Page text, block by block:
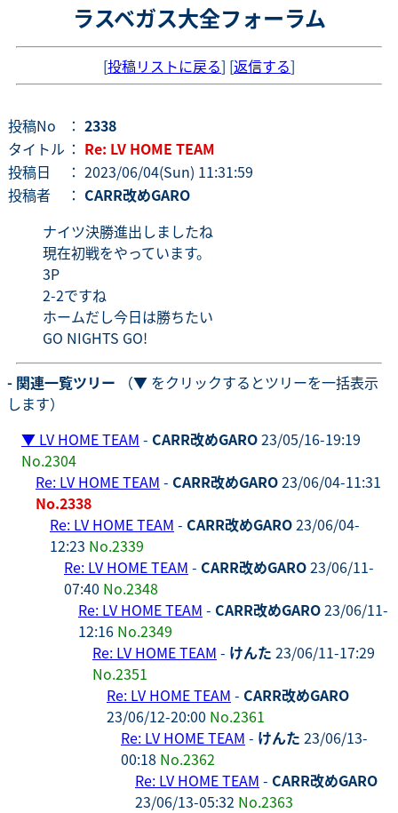
ラスベガス大全フォーラム
[投稿リストに戻る] [返信する]
投稿No ： 2338
タイトル ： Re: LV HOME TEAM
投稿日
： 2023/06/04(Sun) 11:31:59
投稿者
： CARR改めGARO
ナイツ決勝進出しましたね
現在初戦をやっています。
3P
2-2ですね
ホームだし今日は勝ちたい
GO NIGHTS GO!
- 関連一覧ツリー （▼ をクリックするとツリーを一括表示
します）
▼ LV HOME TEAM - CARR改めGARO23/05/16-19:19
No.2304
Re: LV HOME TEAM - CARR改めGARO23/06/04-11:31
No.2338
Re: LV HOME TEAM - CARR改めGARO23/06/04-
12:23 No.2339
Re: LV HOME TEAM - CARR改めGARO23/06/11-
07:40 No.2348
Re: LV HOME TEAM - CARR改めGARO23/06/11-
12:16 No.2349
Re: LV HOME TEAM - けんた 23/06/11-17:29
No.2351
Re: LV HOME TEAM - CARR改めGARO
23/06/12-20:00 No.2361
Re: LV HOME TEAM - けんた 23/06/13-
00:18 No.2362
Re: LV HOME TEAM - CARR改めGARO
23/06/13-05:32 No.2363